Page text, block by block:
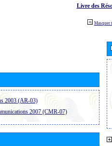
Livre des
Masquer
2003 (AR-03)
2007 (CMR-07)